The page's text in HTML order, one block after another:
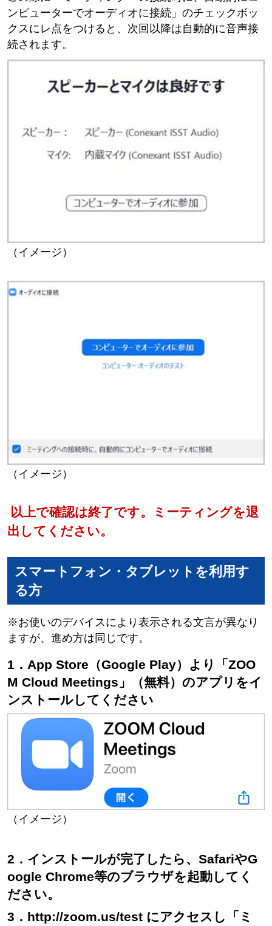
ンピューターでオーディオに接続」のチェックボッ
クスにレ点をつけると、次回以降は自動的に音声接
続されます。
（イメージ）
（イメージ）
以上で確認は終了です。ミーティングを退
出してください。
スマートフォン・タブレットを利用す
る方
※お使いのデバイスにより表示される文言が異なり
ますが、進め方は同じです。
1．App Store（Google Play）より「ZOO
M Cloud Meetings」（無料）のアプリをイ
ンストールしてください
（イメージ）
2．インストールが完了したら、SafariやG
oogle Chrome等のブラウザを起動してく
ださい。
3．http://zoom.us/test にアクセスし「ミ